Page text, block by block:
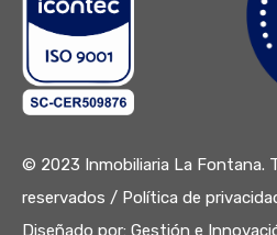
© 2023 Inmobiliaria La Fontana.
reservados / Política de
Diseñado por: Gestión e